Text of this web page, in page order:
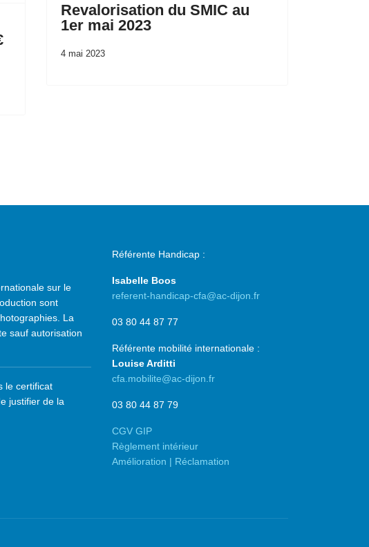
Revalorisation du SMIC au
1er mai 2023
4 mai 2023
sur le
sont
La
sauf autorisation
le certificat
justifier de la
Référente Handicap :
Isabelle Boos
referent-handicap-cfa@ac-dijon.fr
03 80 44 87 77
Référente mobilité internationale :
Louise Arditti
cfa.mobilite@ac-dijon.fr
03 80 44 87 79
CGV GIP
Règlement intérieur
Amélioration | Réclamation